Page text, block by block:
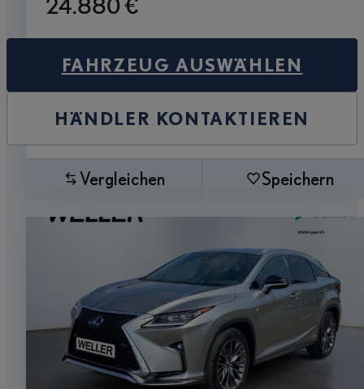
FAHRZEUG AUSWÄHLEN
HÄNDLER KONTAKTIEREN
Vergleichen Speichern